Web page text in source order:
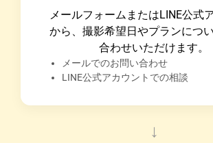
メールフォームまたはLINE公式
から、撮影希望日やプランにつ
合わせいただけます。
メールでのお問い合わせ
LINE公式アカウントでの相談
↓